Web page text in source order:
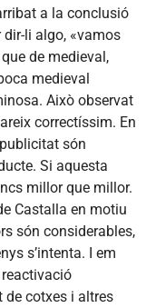
a la conclusió
dir-li algo, «vamos
de medieval,
medieval
Això observat
correctíssim. En
són
Si aquesta
millor que millor.
Castalla en motiu
són considerables,
s’intenta. I em
de cotxes i altres